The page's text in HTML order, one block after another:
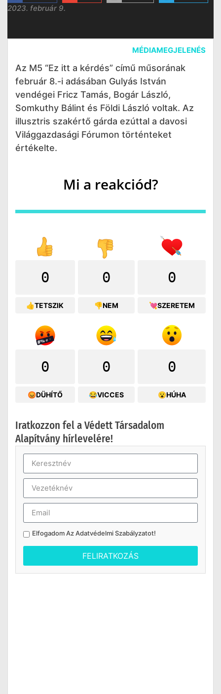
2023. február 9.
MÉDIAMEGJELENÉS
Az M5 “Ez itt a kérdés” című műsorának
február 8.-i adásában Gulyás István
vendégei Fricz Tamás, Bogár László,
Somkuthy Bálint és Földi László voltak. Az
illusztris szakértő gárda ezúttal a davosi
Világgazdasági Fórumon történteket
értékelte.
Mi a reakciód?
0
👍TETSZIK
0
👎NEM
0
💘SZERETEM
0
😡DÜHÍTŐ
0
😂VICCES
0
😮HÚHA
Iratkozzon fel a Védett Társadalom
Alapítvány hírlevelére!
Elfogadom AzAdatvédelmi Szabályzatot!
FELIRATKOZÁS